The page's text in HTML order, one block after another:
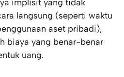
implisit yang tidak
langsung (seperti waktu
aset pribadi),
biaya yang benar-benar
uang.